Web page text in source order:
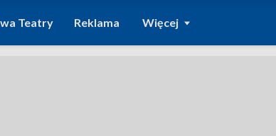
Teatry Reklama Więcej